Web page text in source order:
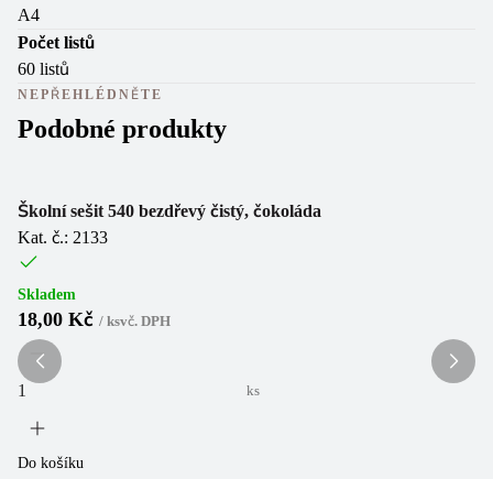
A4
Počet listů
60 listů
NEPŘEHLÉDNĚTE
Podobné produkty
Školní sešit 540 bezdřevý čistý, čokoláda
Kat. č.: 2133
Skladem
18,00 Kč / ksvč. DPH
ks
Do košíku